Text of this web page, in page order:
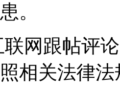
。
网跟帖评
相关法律